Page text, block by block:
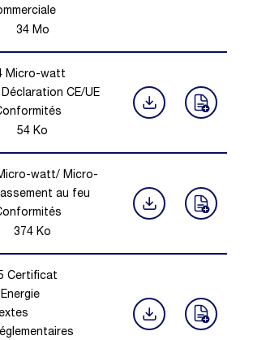
34Mo
Micro-watt
CE/UE
54 Ko
watt/ Micro-
au feu
374 Ko
Certificat